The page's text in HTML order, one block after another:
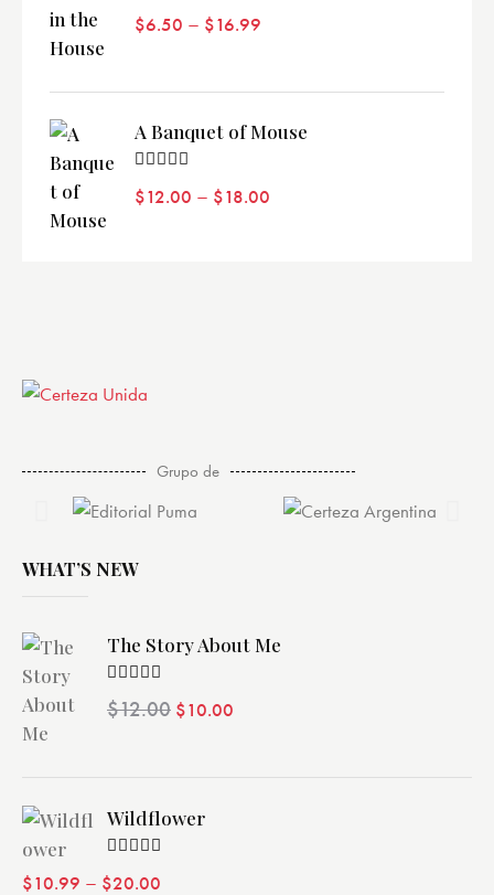
con5.00
$6.50 – $16.99
A Banquet of Mouse
con5.00
$12.00 – $18.00
Grupo de
WHAT’S NEW
The Story About Me
Valorado
con4.00
$12.00 $10.00
Wildflower
con4.00
$10.99 – $20.00